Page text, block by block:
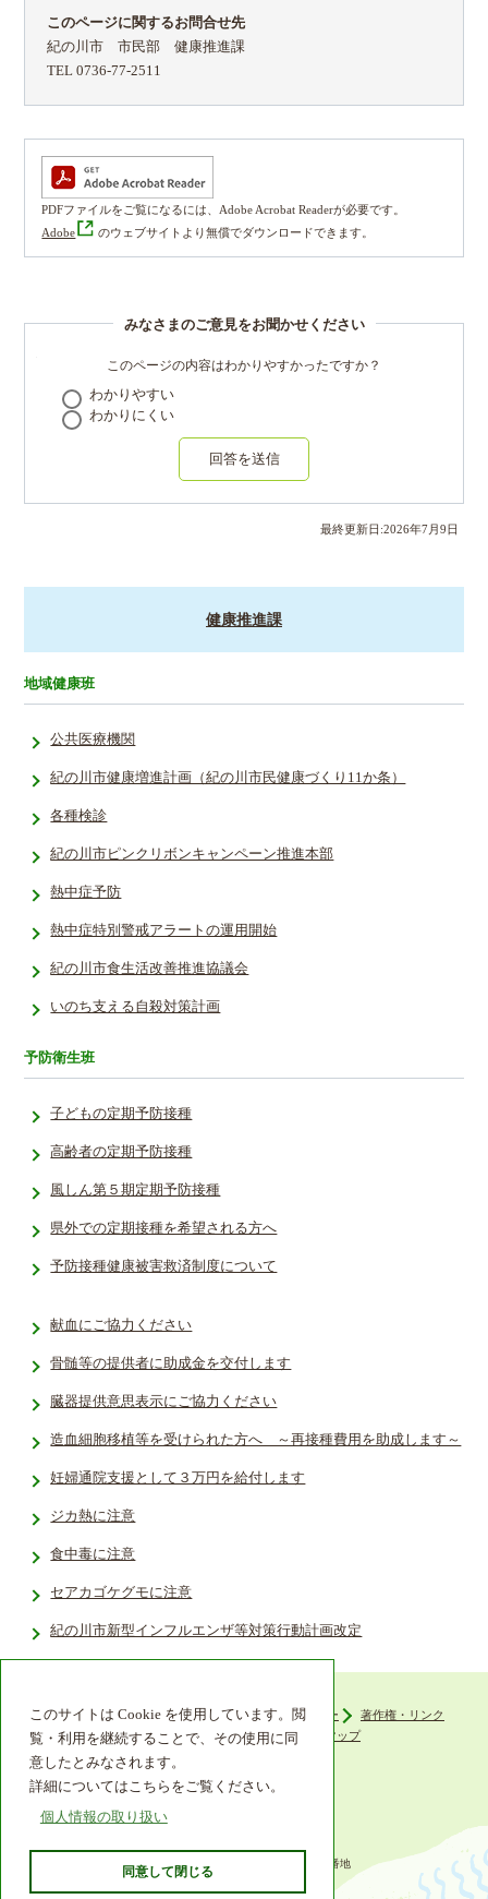
このサイトは Cookie を使用しています。閲
覧・利用を継続することで、その使用に同
意したとみなされます。
詳細についてはこちらをご覧ください。
個人情報の取り扱い
同意して閉じる
このページに関するお問合せ先
紀の川市 市民部 健康推進課
TEL 0736-77-2511
PDFファイルをご覧になるには、Adobe Acrobat Readerが必要です。
Adobe
のウェブサイトより無償でダウンロードできます。
みなさまのご意見をお聞かせください
このページの内容はわかりやすかったですか？
わかりやすい
わかりにくい
回答を送信
最終更新日:2026年7月 9 日
健康推進課
地域健康班
公共医療機関
紀の川市健康増進計画（紀の川市民健康づくり11か条）
各種検診
紀の川市ピンクリボンキャンペーン推進本部
熱中症予防
熱中症特別­警戒アラー­トの運用開­始­
紀の川市食生活改善推進協議会
いのち支える自殺対策計画
予防衛生班
子どもの定期予防接種
高齢者の定期予防接種
風しん第５期定期予防接種
県外での定期接種を希望される方へ
予防接種健­康被害救済­制度につい­て
献血にご協力ください
骨髄等の提供者に助成金を交付します
臓器提供意思表示にご協力ください
造血細胞移植等を受けられた方へ ～再接種費用を助成します～
妊婦通院支援として３万円を給付します
ジカ熱に注意
食中毒に注意
セアカゴケグモに注意
紀の川市新型インフルエンザ等対策行動計画改定
ウェブアクセシビリティ プライバシーポリシー
著作権・リンク
組織機構
リンク集 サイトマップ
〒649-6492 和歌山県紀の川市西大井338番地
TEL 0736-77-2511